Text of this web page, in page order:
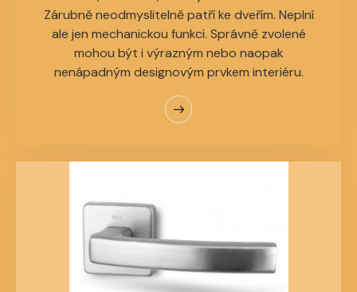
Zárubně neodmyslitelně patří ke dveřím. Neplní
ale jen mechanickou funkci. Správně zvolené
mohou být i výrazným nebo naopak
nenápadným designovým prvkem interiéru.